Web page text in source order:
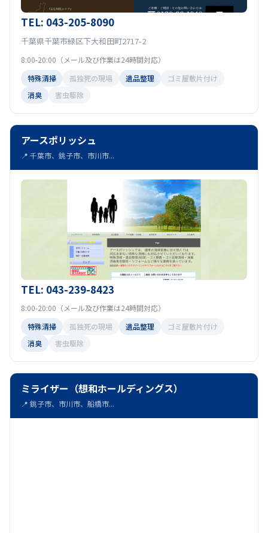
TEL: 043-205-8090
千葉県千葉市緑区下大和田町2717-2
8:00-20:00（メール及び作業は24時間対応）
特殊清掃
孤独死の現場 遺品整理
ゴミ屋敷片付け
消臭
害虫駆除
アースポリッシュ
📍 千葉市、銚子市、市川市...
TEL: 043-239-8423
8:00-20:00（メール及び作業は24時間対応）
特殊清掃
孤独死の現場 遺品整理
ゴミ屋敷片付け
消臭
害虫駆除
ミライザー（想和ホールディングス）
📍 銚子市、市川市、船橋市...